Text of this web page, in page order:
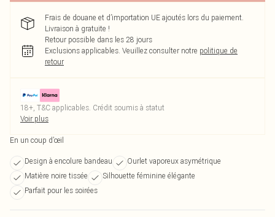
Frais de douane et d’importation UE ajoutés lors du paiement.
Livraison à gratuite !
Retour possible dans les 28 jours
Exclusions applicables. Veuillez consulter notre politique de
retour
18+, T&C applicables. Crédit soumis à statut
Voir plus
En un coup d’œil
Design à encolure bandeau
Ourlet vaporeux asymétrique
Matière noire tissée
Silhouette féminine élégante
Parfait pour les soirées